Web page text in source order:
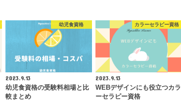
幼児食資格
2023.9.13
幼児食資格の受験料相場と比
較まとめ
カラーセラピー資格
2023.9.13
WEBデザインにも役立つカラ
ーセラピー資格